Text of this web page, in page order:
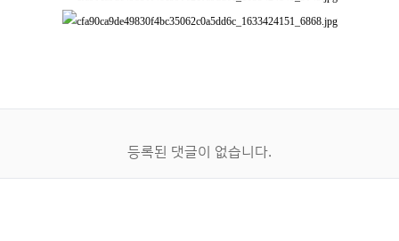
등록된 댓글이 없습니다.